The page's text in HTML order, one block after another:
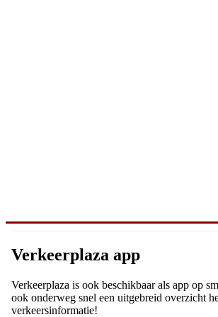
Verkeerplaza app
Verkeerplaza is ook beschikbaar als app op
ook onderweg snel een uitgebreid overzicht
verkeersinformatie!